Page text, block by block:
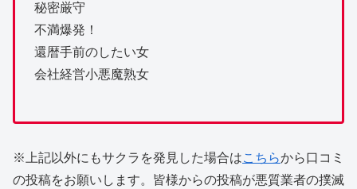
秘密厳守
不満爆発！
還暦手前のしたい女
会社経営小悪魔熟女
※上記以外にもサクラを発見した場合はこちらから口コミ
の投稿をお願いします。皆様からの投稿が悪質業者の撲滅